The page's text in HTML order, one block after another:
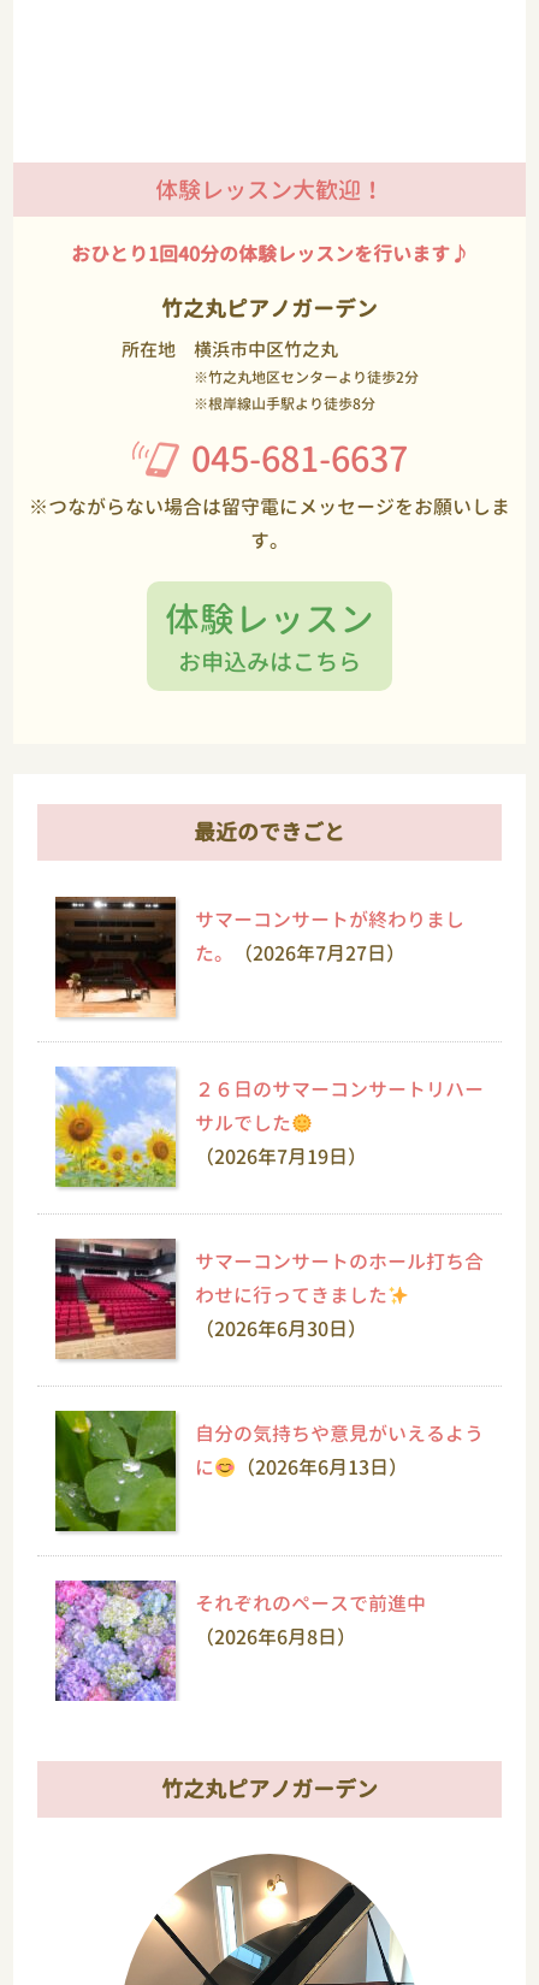
体験レッスン大歓迎！
おひとり1回40分の体験レッスンを行います♪
竹之丸ピアノガーデン
所在地 横浜市中区竹之丸
※竹之丸地区センターより徒歩2分
※根岸線山手駅より徒歩8分
045-681-6637
※つながらない場合は留守電にメッセージをお願いしま
す。
体験レッスン
お申込みはこちら
最近のできごと
サマーコンサートが終わりまし
た。
（2026年7月27日）
２６日のサマーコンサートリハー
サルでした
（2026年7月19日）
サマーコンサートのホール打ち合
わせに行ってきました
（2026年6月30日）
自分の気持ちや意見がいえるよう
に
（2026年6月13日）
それぞれのペースで前進中
（2026年6月8日）
竹之丸ピアノガーデン